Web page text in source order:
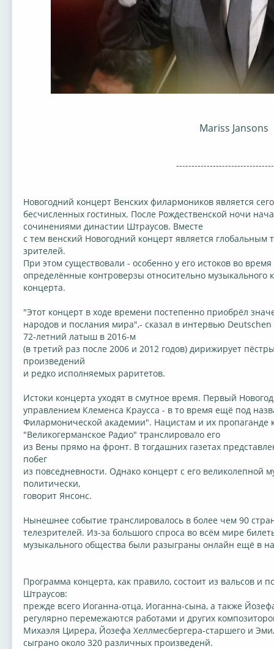
Mariss Jansons
Новогодний концерт Венских филармоников является
бесчисленных гостиных. После Рождественской ночи
сочинениями династии Штраусов. Вместе
с тем венский Новогодний концерт является
зрителей.
При этом существовали - особенно у его истоков во
определённые контроверзы относительно музыкального
концерта.
"Этот концерт в ходе времени постепенно приобрёл
народов и послания мира",- сказал в интервью
72-летний латыш в 2016-м
(в третий раз после 2006 и 2012 годов) дирижирует
произведений
и редко исполняемых раритетов.
Истоки концерта уходят в смутное время. Первый
управлением Клеменса Краусса - в то время ещё под
Филармонической академии". Нацистам и их пропаганде
"Великогерманское Радио" транслировало его
из Вены прямо на фронт. В тогдашних газетах
побег
из повседневности. Однако концерт с его великолепной
политически,
говорит Янсонс.
Нынешнее событие транслировалось в более чем 90
телезрителей. Из-за большого спроса во всём мире
музыкального общества были разыграны онлайн ещё в
Программа концерта, как правило, состоит из вальсов и
Штраусов:
прежде всего Иоганна-отца, Иоганна-сына, а также
регулярно перемежаются работами и других
Михаэля Цирера, Йозефа Хеллмесбергера-старшего и
сыграно около 320 различных произведенй.